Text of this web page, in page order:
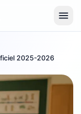
2025-2026